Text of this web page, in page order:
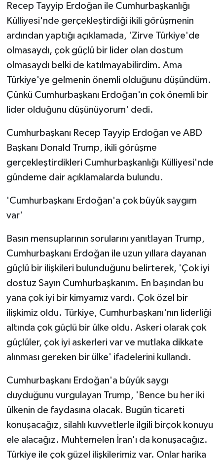
Recep Tayyip Erdoğan ile Cumhurbaşkanlığı
Külliyesi'nde gerçekleştirdiği ikili görüşmenin
ardından yaptığı açıklamada, 'Zirve Türkiye'de
olmasaydı, çok güçlü bir lider olan dostum
olmasaydı belki de katılmayabilirdim. Ama
Türkiye'ye gelmenin önemli olduğunu düşündüm.
Çünkü Cumhurbaşkanı Erdoğan'ın çok önemli bir
lider olduğunu düşünüyorum' dedi.
Cumhurbaşkanı Recep Tayyip Erdoğan ve ABD
Başkanı Donald Trump, ikili görüşme
gerçekleştirdikleri Cumhurbaşkanlığı Külliyesi'nde
gündeme dair açıklamalarda bulundu.
'Cumhurbaşkanı Erdoğan'a çok büyük saygım
var'
Basın mensuplarının sorularını yanıtlayan Trump,
Cumhurbaşkanı Erdoğan ile uzun yıllara dayanan
güçlü bir ilişkileri bulunduğunu belirterek, 'Çok iyi
dostuz Sayın Cumhurbaşkanım. En başından bu
yana çok iyi bir kimyamız vardı. Çok özel bir
ilişkimiz oldu. Türkiye, Cumhurbaşkanı'nın liderliği
altında çok güçlü bir ülke oldu. Askeri olarak çok
güçlüler, çok iyi askerleri var ve mutlaka dikkate
alınması gereken bir ülke' ifadelerini kullandı.
Cumhurbaşkanı Erdoğan'a büyük saygı
duyduğunu vurgulayan Trump, 'Bence bu her iki
ülkenin de faydasına olacak. Bugün ticareti
konuşacağız, silahlı kuvvetlerle ilgili birçok konuyu
ele alacağız. Muhtemelen İran'ı da konuşacağız.
Türkiye ile çok güzel ilişkilerimiz var. Onlar harika